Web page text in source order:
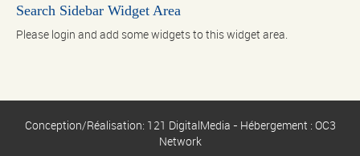
Search Sidebar Widget Area
Please login and add some widgets to this widget area.
Conception/Réalisation: 121 DigitalMedia - Hébergement : OC3
Network